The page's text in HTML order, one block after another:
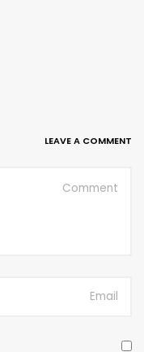
LEAVE A COMMENT